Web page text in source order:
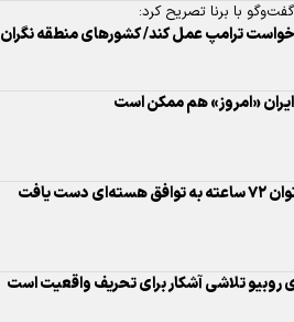
با برنا تصریح کرد:
ترامپ عمل کند/ کشورهای منطقه نگران
ایران «امروز» هم ممکن است
یافت
روبیو تلاشی آشکار برای تحریف واقعیت است